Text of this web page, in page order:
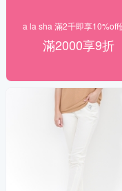
a la sha 滿2千即享10%off
滿2000享9折